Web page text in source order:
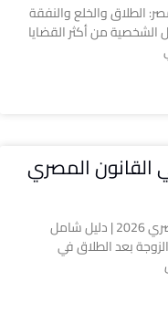
الطلاق والخلع والنفقة
الشخصية من أكثر القضايا
القانون المصري
حقوق الزوجة بعد الطلاق في القانون المصري 2026 | دليل شامل
بعد الطلاق في